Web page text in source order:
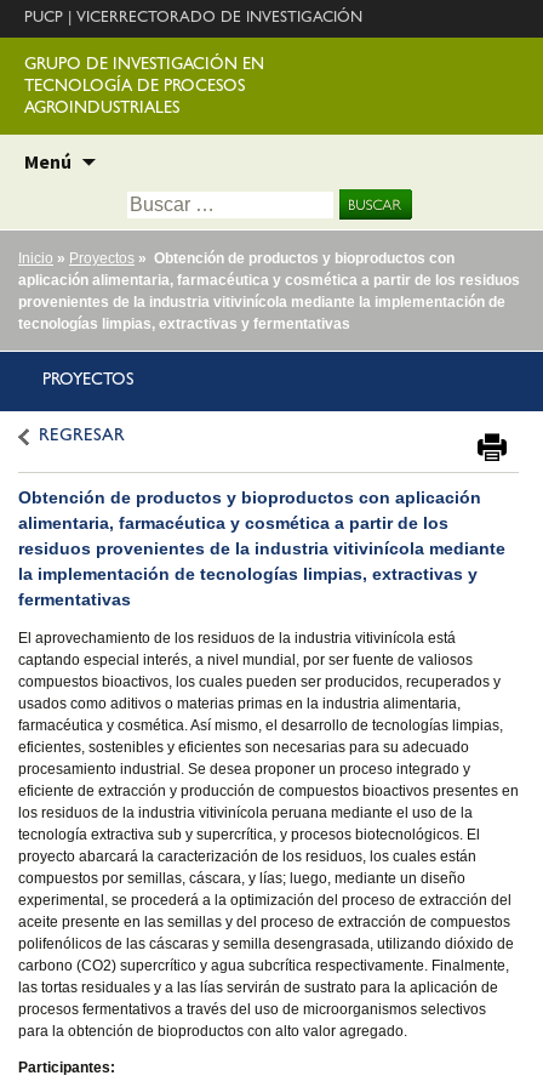
PUCP VICERRECTORADO DE INVESTIGACIÓN
GRUPO DE INVESTIGACIÓN EN
TECNOLOGÍA DE PROCESOS
AGROINDUSTRIALES
Menú
contenido
Buscar:
Inicio » Proyectos » Obtención de productos y bioproductos con
aplicación alimentaria, farmacéutica y cosmética a partir de los residuos
provenientes de la industria vitivinícola mediante la implementación de
tecnologías limpias, extractivas y fermentativas
PROYECTOS
REGRESAR
Obtención de productos y bioproductos con aplicación
alimentaria, farmacéutica y cosmética a partir de los
residuos provenientes de la industria vitivinícola mediante
la implementación de tecnologías limpias, extractivas y
fermentativas
El aprovechamiento de los residuos de la industria vitivinícola está
captando especial interés, a nivel mundial, por ser fuente de valiosos
compuestos bioactivos, los cuales pueden ser producidos, recuperados y
usados como aditivos o materias primas en la industria alimentaria,
farmacéutica y cosmética. Así mismo, el desarrollo de tecnologías limpias,
eficientes, sostenibles y eficientes son necesarias para su adecuado
procesamiento industrial. Se desea proponer un proceso integrado y
eficiente de extracción y producción de compuestos bioactivos presentes en
los residuos de la industria vitivinícola peruana mediante el uso de la
tecnología extractiva sub y supercrítica, y procesos biotecnológicos. El
proyecto abarcará la caracterización de los residuos, los cuales están
compuestos por semillas, cáscara, y lías; luego, mediante un diseño
experimental, se procederá a la optimización del proceso de extracción del
aceite presente en las semillas y del proceso de extracción de compuestos
polifenólicos de las cáscaras y semilla desengrasada, utilizando dióxido de
carbono (CO2) supercrítico y agua subcrítica respectivamente. Finalmente,
las tortas residuales y a las lías servirán de sustrato para la aplicación de
procesos fermentativos a través del uso de microorganismos selectivos
para la obtención de bioproductos con alto valor agregado.
Participantes: